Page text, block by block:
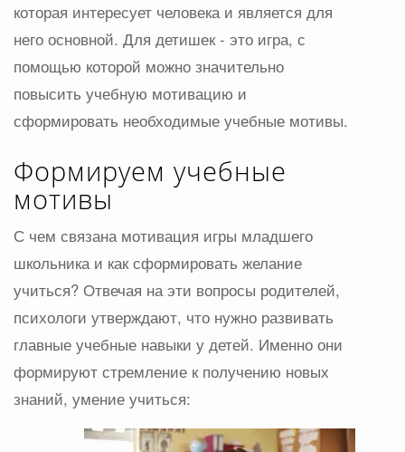
которая интересует человека и является для
него основной. Для детишек - это игра, с
помощью которой можно значительно
повысить учебную мотивацию и
сформировать необходимые учебные мотивы.
Формируем учебные
мотивы
С чем связана мотивация игры младшего
школьника и как сформировать желание
учиться? Отвечая на эти вопросы родителей,
психологи утверждают, что нужно развивать
главные учебные навыки у детей. Именно они
формируют стремление к получению новых
знаний, умение учиться: